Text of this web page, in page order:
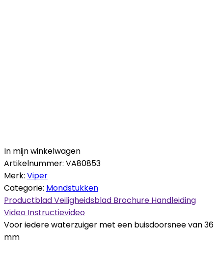
In mijn winkelwagen
Artikelnummer: VA80853
Merk: Viper
Categorie: Mondstukken
ProductbladVeiligheidsblad Brochure Handleiding
Video Instructievideo
Voor iedere waterzuiger met een buisdoorsnee van 36
mm